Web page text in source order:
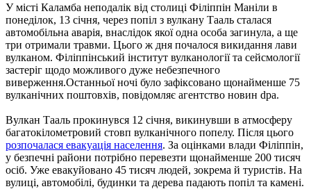
У місті Каламба неподалік від столиці Філіппін Маніли в
понеділок, 13 січня, через попіл з вулкану Тааль сталася
автомобільна аварія, внаслідок якої одна особа загинула, а ще
три отримали травми. Цього ж дня почалося викидання лави
вулканом. Філіппінський інститут вулканології та сейсмології
застеріг щодо можливого дуже небезпечного
виверження.Останньої ночі було зафіксовано щонайменше 75
вулканічних поштовхів, повідомляє агентство новин dpa.
Вулкан Тааль прокинувся 12 січня, викинувши в атмосферу
багатокілометровий стовп вулканічного попелу. Після цього
розпочалася евакуація населення. За оцінками влади Філіппін,
у безпечні райони потрібно перевезти щонайменше 200 тисяч
осіб. Уже евакуйовано 45 тисяч людей, зокрема й туристів. На
вулиці, автомобілі, будинки та дерева падають попіл та камені.